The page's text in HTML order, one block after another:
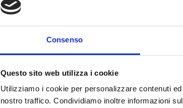
Consenso
Questo sito web utilizza i cookie
Utilizziamo i cookie per personalizzare contenuti
nostro traffico. Condividiamo inoltre informazioni